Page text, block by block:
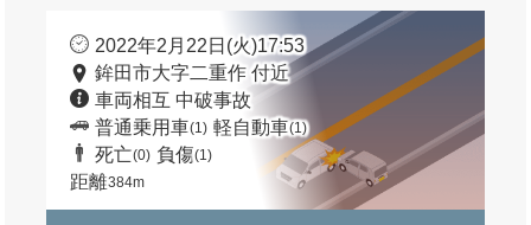
2022年2月22日(火)17:53
鉾田市大字二重作 付近
車両相互 中破事故
普通乗用車(1) 軽自動車(1)
死亡(0) 負傷(1)
距離384m